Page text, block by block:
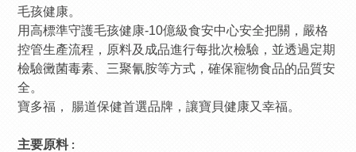
毛孩健康。
用高標準守護毛孩健康-10億級食安中心安全把關，嚴格
控管生產流程，原料及成品進行每批次檢驗，並透過定期
檢驗黴菌毒素、三聚氰胺等方式，確保寵物食品的品質安
全。
寶多福， 腸道保健首選品牌，讓寶貝健康又幸福。
主要原料 :